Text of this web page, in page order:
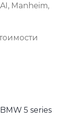
Manheim,
5 series